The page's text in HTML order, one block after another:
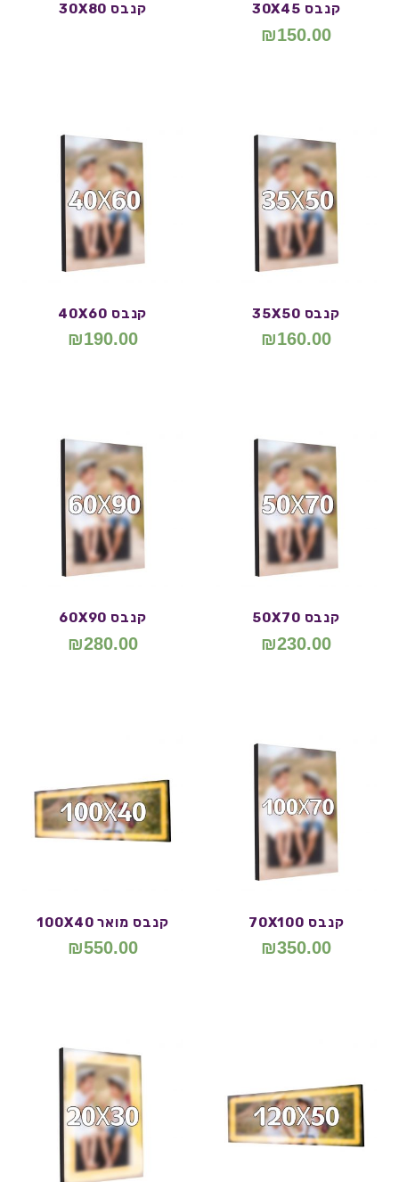
קנבס 30X45
₪150.00
קנבס 30X80
קנבס 35X50
₪160.00
קנבס 40X60
₪190.00
קנבס 50X70
₪230.00
קנבס 60X90
₪280.00
קנבס 70X100
₪350.00
קנבס מואר 100X40
₪550.00